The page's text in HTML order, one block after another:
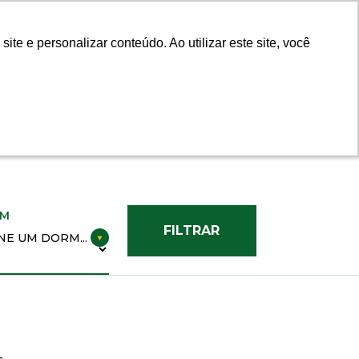
e personalizar conteúdo. Ao utilizar este site, você
e personalizar conteúdo. Ao utilizar este site, você
FILTRAR